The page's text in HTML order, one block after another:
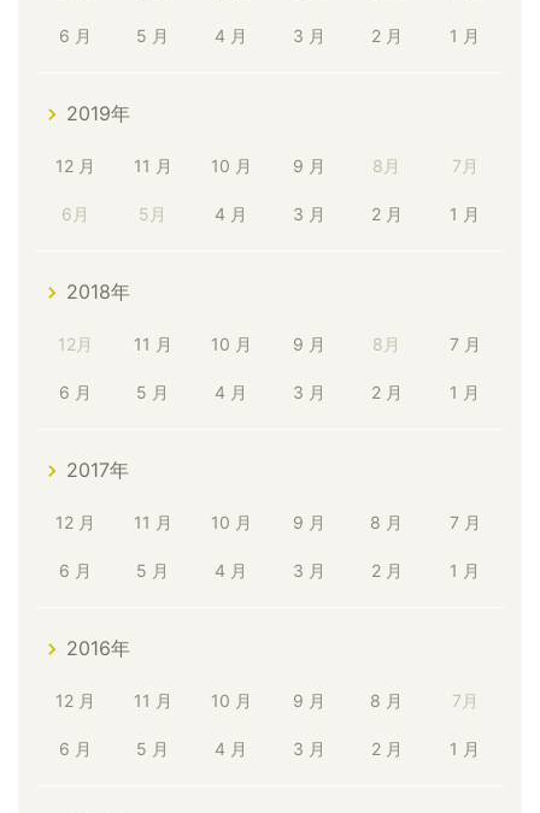
6 月 5 月 4 月 3 月 2 月 1 月
2019年
12 月 11 月 10 月 9 月 8月 7月
6月 5月 4 月 3 月 2 月 1 月
2018年
12月 11 月 10 月 9 月 8月 7 月
6 月 5 月 4 月 3 月 2 月 1 月
2017年
12 月 11 月 10 月 9 月 8 月 7 月
6 月 5 月 4 月 3 月 2 月 1 月
2016年
12 月 11 月 10 月 9 月 8 月 7月
6 月 5 月 4 月 3 月 2 月 1 月